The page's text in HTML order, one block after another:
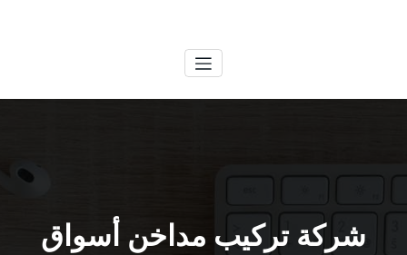
شركة تركيب مداخن أسواق